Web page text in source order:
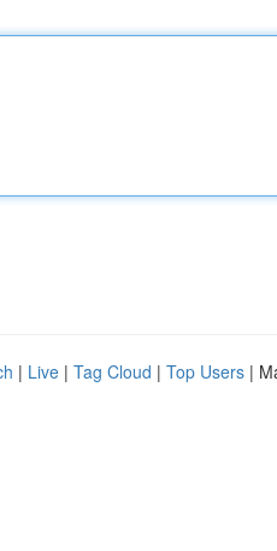
| Live | Tag Cloud | Top Users |